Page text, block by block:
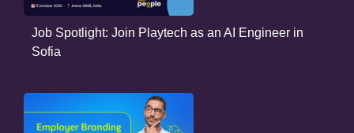
Job Spotlight: Join Playtech as an AI Engineer in
Sofia